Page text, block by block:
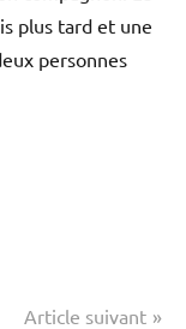
plus tard et une
personnes
Article suivant